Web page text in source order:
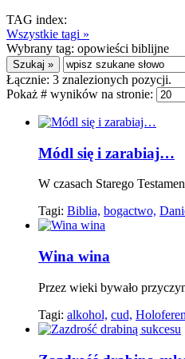
TAG index:
Wszystkie tagi »
Wybrany tag: opowieści biblijne
Łącznie: 3 znalezionych pozycji.
Pokaż # wyników na stronie:
Módl się i zarabiaj…
W czasach Starego
Tagi: Biblia, bogactwo,
Wina wina
Przez wieki bywało
Tagi: alkohol, cud,